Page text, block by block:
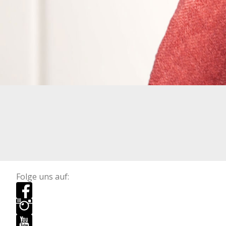
Folge uns auf: